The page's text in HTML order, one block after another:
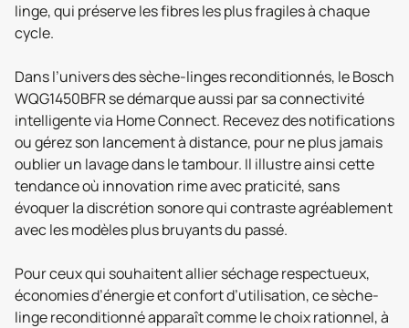
linge, qui préserve les fibres les plus fragiles à chaque
cycle.
Dans l’univers des sèche-linges reconditionnés, le Bosch
WQG1450BFR se démarque aussi par sa connectivité
intelligente via Home Connect. Recevez des notifications
ou gérez son lancement à distance, pour ne plus jamais
oublier un lavage dans le tambour. Il illustre ainsi cette
tendance où innovation rime avec praticité, sans
évoquer la discrétion sonore qui contraste agréablement
avec les modèles plus bruyants du passé.
Pour ceux qui souhaitent allier séchage respectueux,
économies d’énergie et confort d’utilisation, ce sèche-
linge reconditionné apparaît comme le choix rationnel, à